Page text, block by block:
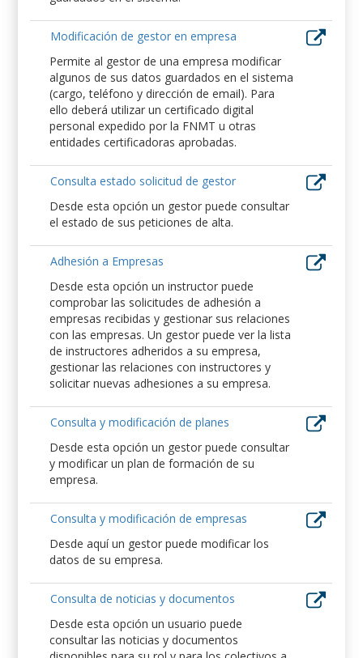
Modificación de gestor en empresa
Permite al gestor de una empresa modificar
algunos de sus datos guardados en el sistema
(cargo, teléfono y dirección de email). Para
ello deberá utilizar un certificado digital
personal expedido por la FNMT u otras
entidades certificadoras aprobadas.
Consulta estado solicitud de gestor
Desde esta opción un gestor puede consultar
el estado de sus peticiones de alta.
Adhesión a Empresas
Desde esta opción un instructor puede
comprobar las solicitudes de adhesión a
empresas recibidas y gestionar sus relaciones
con las empresas. Un gestor puede ver la lista
de instructores adheridos a su empresa,
gestionar las relaciones con instructores y
solicitar nuevas adhesiones a su empresa.
Consulta y modificación de planes
Desde esta opción un gestor puede consultar
y modificar un plan de formación de su
empresa.
Consulta y modificación de empresas
Desde aquí un gestor puede modificar los
datos de su empresa.
Consulta de noticias y documentos
Desde esta opción un usuario puede
consultar las noticias y documentos